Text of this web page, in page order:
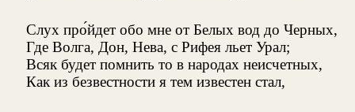
Слух про́йдет обо мне от Белых вод до Черных,
Где Волга, Дон, Нева, с Рифея льет Урал;
Всяк будет помнить то в народах неисчетных,
Как из безвестности я тем известен стал,